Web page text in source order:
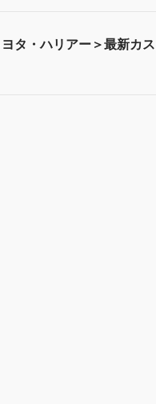
タ・ハリアー＞最新カ